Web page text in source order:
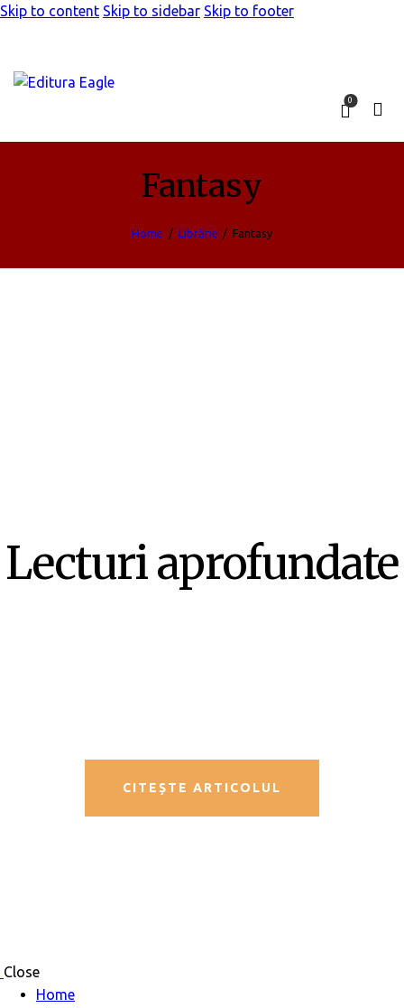
Skip to content Skip to sidebar Skip to footer
0
Fantasy
Home Librărie Fantasy
Lecturi aprofundate
CITEȘTE ARTICOLUL
Close
Home